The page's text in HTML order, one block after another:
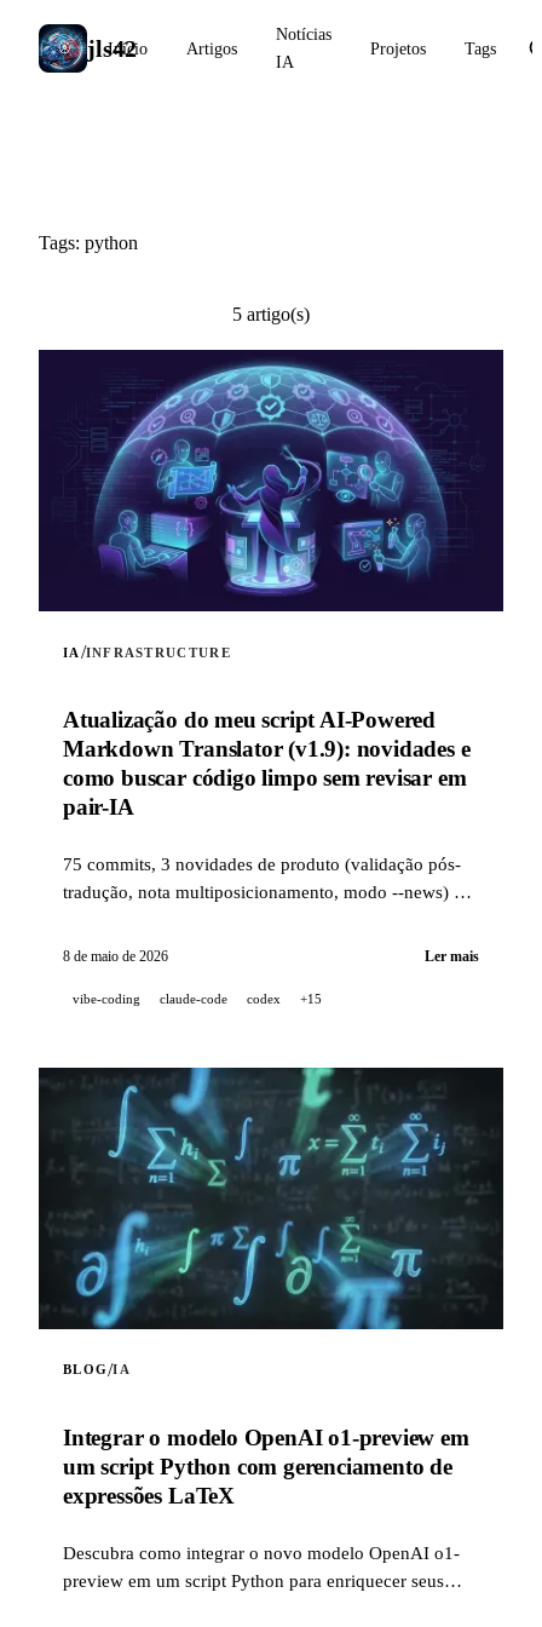
jls42
Início Artigos
Notícias
IA
Projetos Tags
Tags: python
5 artigo(s)
IA /INFRASTRUCTURE
Atualização do meu script AI-Powered
Markdown Translator (v1.9): novidades e
como buscar código limpo sem revisar em
pair-IA
75 commits, 3 novidades de produto (validação pós-
tradução, nota multiposicionamento, modo --news) e
testes, revisão de PR assistida por IA) para buscar
desenvolvido em pair-IA.
8 de maio de 2026 Ler mais
vibe-coding claude-code codex +15
BLOG/IA
Integrar o modelo OpenAI o1-preview em
um script Python com gerenciamento de
expressões LaTeX
Descubra como integrar o novo modelo OpenAI o1-
preview em um script Python para enriquecer seus